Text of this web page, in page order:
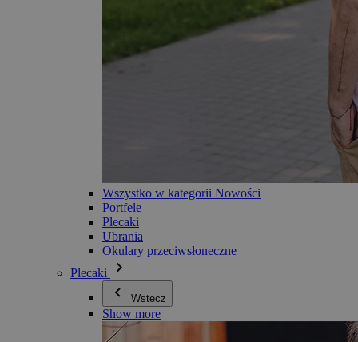
Wszystko w kategorii Nowości
Portfele
Plecaki
Ubrania
Okulary przeciwsłoneczne
Plecaki
Wstecz
Show more